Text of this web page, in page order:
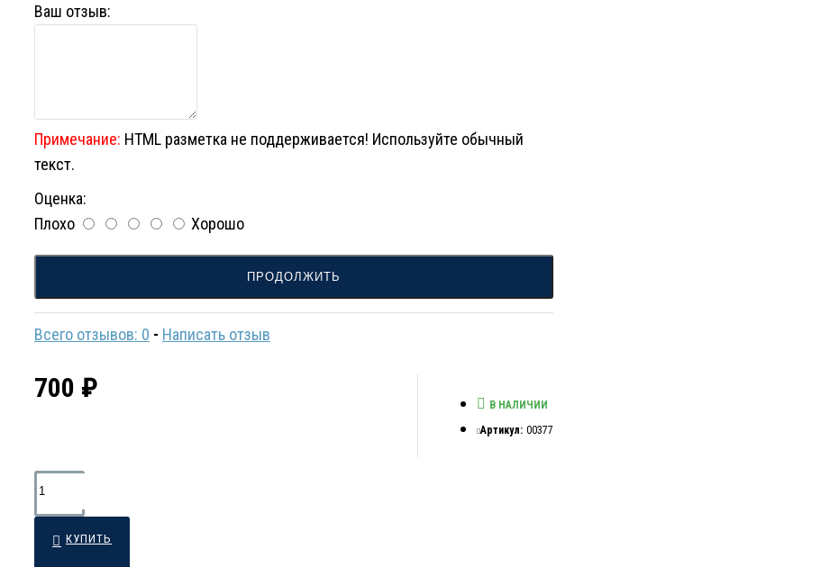
Ваш отзыв:
Примечание: HTML разметка не поддерживается! Используйте обычный
текст.
Оценка:
Плохо
Хорошо
ПРОДОЛЖИТЬ
Всего отзывов: 0 - Написать отзыв
700 ₽
В НАЛИЧИИ
Артикул: 00377
КУПИТЬ